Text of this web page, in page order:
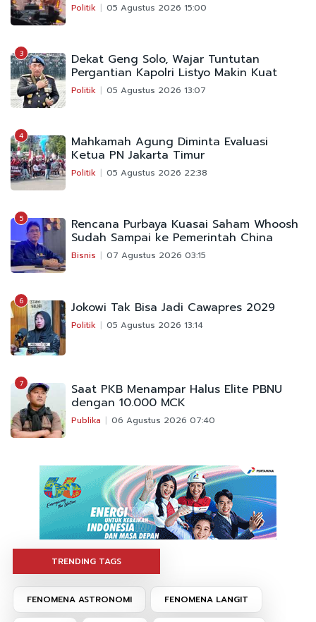
Politik 05 Agustus 2026 15:00
3 Dekat Geng Solo, Wajar Tuntutan
Pergantian Kapolri Listyo Makin Kuat
Politik 05 Agustus 2026 13:07
4 Mahkamah Agung Diminta Evaluasi
Ketua PN Jakarta Timur
Politik 05 Agustus 2026 22:38
5 Rencana Purbaya Kuasai Saham Whoosh
Sudah Sampai ke Pemerintah China
Bisnis 07 Agustus 2026 03:15
6 Jokowi Tak Bisa Jadi Cawapres 2029
Politik 05 Agustus 2026 13:14
7 Saat PKB Menampar Halus Elite PBNU
dengan 10.000 MCK
Publika 06 Agustus 2026 07:40
TRENDING TAGS
FENOMENA ASTRONOMI FENOMENA LANGIT